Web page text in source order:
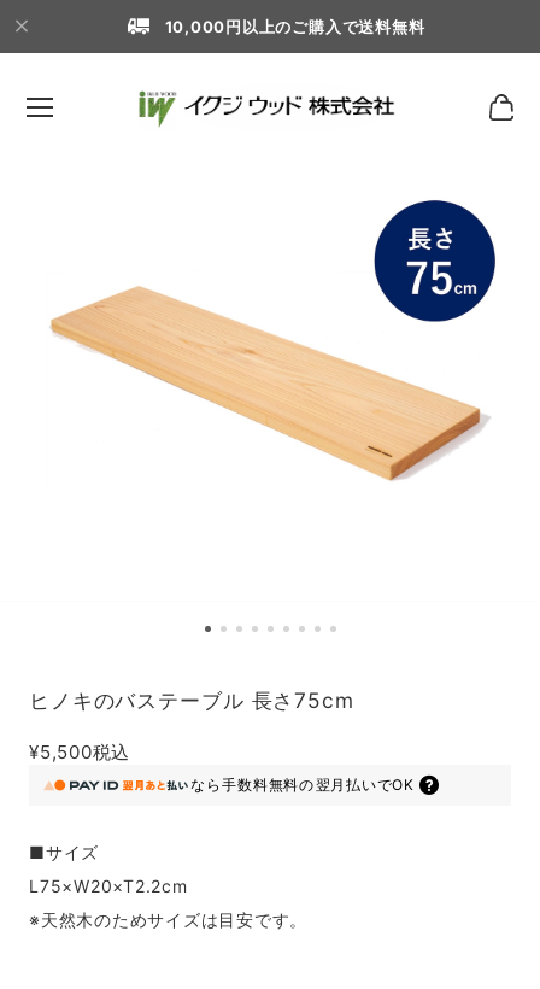
10,000円以上のご購入で送料無料
ヒノキのバステーブル 長さ75cm
¥5,500税込
なら 手数料無料の翌月払いでOK
■サイズ
L75×W20×T2.2cm
※天然木のためサイズは目安です。